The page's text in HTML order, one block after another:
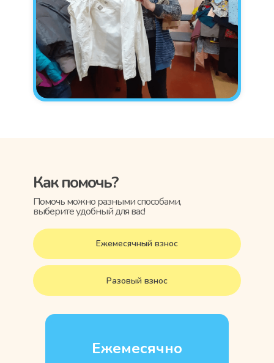
Ежемесячный взнос
Как помочь?
Помочь можно разными способами,
выберите удобный для вас!
Разовый взнос
Ежемесячно